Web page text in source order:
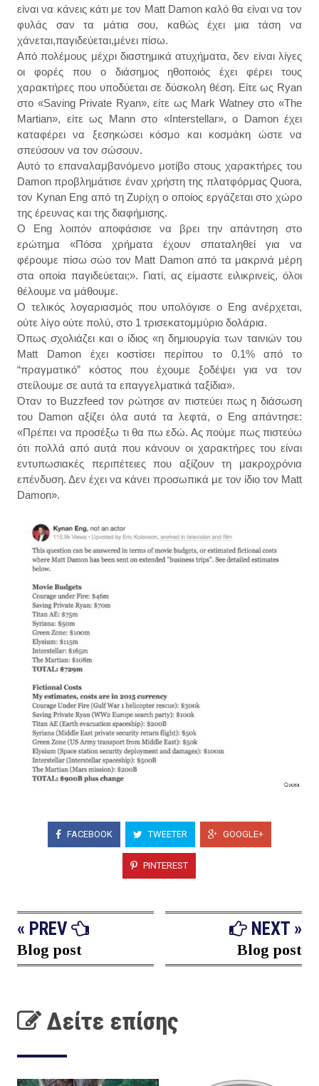
είναι να κάνεις κάτι με τον Matt Damon καλό θα είναι να τον
φυλάς σαν τα μάτια σου, καθώς έχει μια τάση να
χάνεται,παγιδεύεται,μένει πίσω.
Από πολέμους μέχρι διαστημικά ατυχήματα, δεν είναι λίγες
οι φορές που ο διάσημος ηθοποιός έχει φέρει τους
χαρακτήρες που υποδύεται σε δύσκολη θέση. Είτε ως Ryan
στο «Saving Private Ryan», είτε ως Mark Watney στο «The
Martian», είτε ως Mann στο «Interstellar», o Damon έχει
καταφέρει να ξεσηκώσει κόσμο και κοσμάκη ώστε να
σπεύσουν να τον σώσουν.
Αυτό το επαναλαμβανόμενο μοτίβο στους χαρακτήρες του
Damon προβλημάτισε έναν χρήστη της πλατφόρμας Quora,
τον Kynan Eng από τη Ζυρίχη ο οποίος εργάζεται στο χώρο
της έρευνας και της διαφήμισης.
Ο Eng λοιπόν αποφάσισε να βρει την απάντηση στο
ερώτημα «Πόσα χρήματα έχουν σπαταληθεί για να
φέρουμε πίσω σώο τον Matt Damon από τα μακρινά μέρη
στα οποία παγιδεύεται;». Γιατί, ας είμαστε ειλικρινείς, όλοι
θέλουμε να μάθουμε.
Ο τελικός λογαριασμός που υπολόγισε ο Eng ανέρχεται,
ούτε λίγο ούτε πολύ, στο 1 τρισεκατομμύριο δολάρια.
Όπως σχολιάζει και ο ίδιος «η δημιουργία των ταινιών του
Matt Damon έχει κοστίσει περίπου το 0.1% από το
“πραγματικό” κόστος που έχουμε ξοδέψει για να τον
στείλουμε σε αυτά τα επαγγελματικά ταξίδια».
Όταν το Buzzfeed τον ρώτησε αν πιστεύει πως η διάσωση
του Damon αξίζει όλα αυτά τα λεφτά, ο Eng απάντησε:
«Πρέπει να προσέξω τι θα πω εδώ. Ας πούμε πως πιστεύω
ότι πολλά από αυτά που κάνουν οι χαρακτήρες του είναι
εντυπωσιακές περιπέτειες που αξίζουν τη μακροχρόνια
επένδυση. Δεν έχει να κάνει προσωπικά με τον ίδιο τον Matt
Damon».
FACEBOOK TWEETER GOOGLE+
PINTEREST
« PREV
Blog post
NEXT »
Blog post
Δείτε επίσης